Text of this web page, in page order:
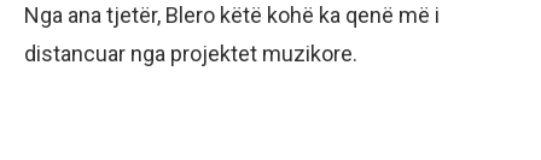
Nga ana tjetër, Blero këtë kohë ka qenë më i
distancuar nga projektet muzikore.